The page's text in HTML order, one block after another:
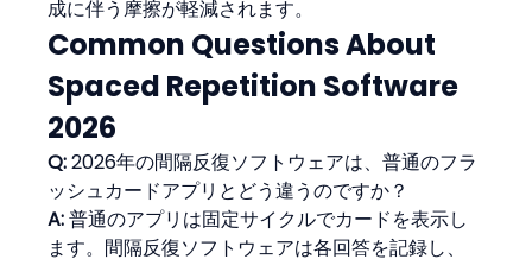
成に伴う摩擦が軽減されます。
Common Questions About
Spaced Repetition Software
2026
Q: 2026年の間隔反復ソフトウェアは、普通のフラ
ッシュカードアプリとどう違うのですか？
A: 普通のアプリは固定サイクルでカードを表示し
ます。間隔反復ソフトウェアは各回答を記録し、